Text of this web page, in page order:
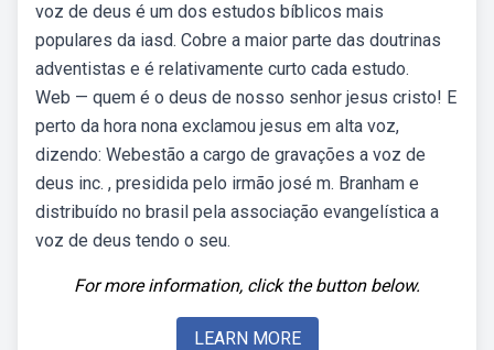
voz de deus é um dos estudos bíblicos mais
populares da iasd. Cobre a maior parte das doutrinas
adventistas e é relativamente curto cada estudo.
Web — quem é o deus de nosso senhor jesus cristo! E
perto da hora nona exclamou jesus em alta voz,
dizendo: Webestão a cargo de gravações a voz de
deus inc. , presidida pelo irmão josé m. Branham e
distribuído no brasil pela associação evangelística a
voz de deus tendo o seu.
For more information, click the button below.
LEARN MORE